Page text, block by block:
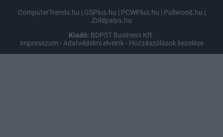
ComputerTrends.hu | GSPlus.hu | PCWPlus.hu | Puliwood.hu |
Zoldpalya.hu
Kiadó: BDPST Business Kft.
Impresszum - Adatvédelmi elveink - Hozzászólások kezelése